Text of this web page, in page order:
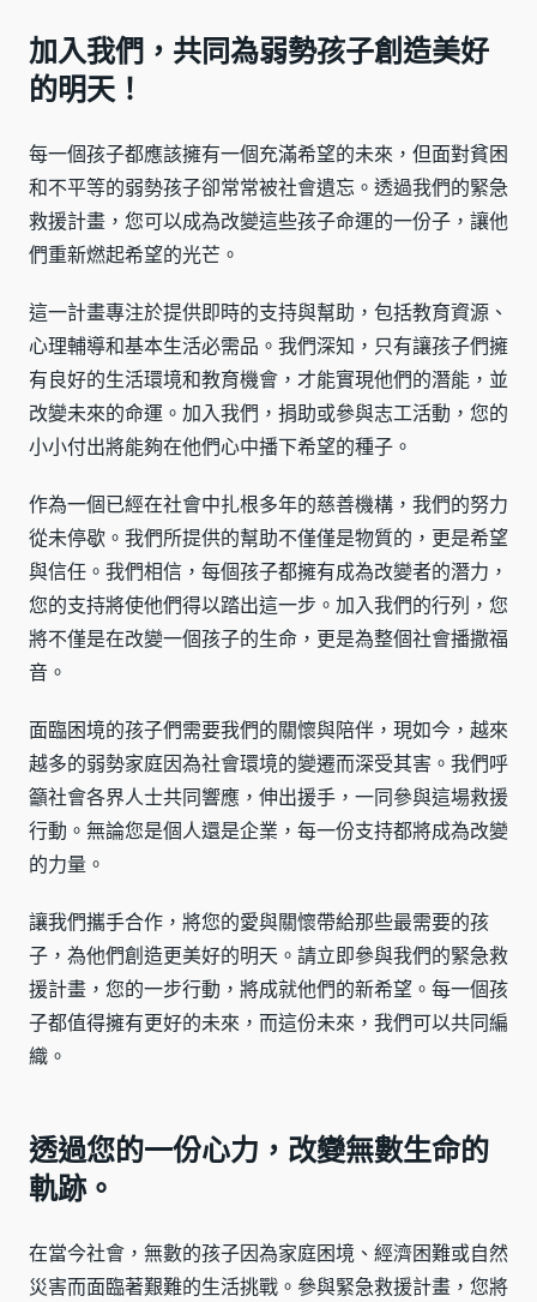
加入我們，共同為弱勢孩子創造美好
的明天！
每一個孩子都應該擁有一個充滿希望的未來，但面對貧困
和不平等的弱勢孩子卻常常被社會遺忘。透過我們的緊急
救援計畫，您可以成為改變這些孩子命運的一份子，讓他
們重新燃起希望的光芒。
這一計畫專注於提供即時的支持與幫助，包括教育資源、
心理輔導和基本生活必需品。我們深知，只有讓孩子們擁
有良好的生活環境和教育機會，才能實現他們的潛能，並
改變未來的命運。加入我們，捐助或參與志工活動，您的
小小付出將能夠在他們心中播下希望的種子。
作為一個已經在社會中扎根多年的慈善機構，我們的努力
從未停歇。我們所提供的幫助不僅僅是物質的，更是希望
與信任。我們相信，每個孩子都擁有成為改變者的潛力，
您的支持將使他們得以踏出這一步。加入我們的行列，您
將不僅是在改變一個孩子的生命，更是為整個社會播撒福
音。
面臨困境的孩子們需要我們的關懷與陪伴，現如今，越來
越多的弱勢家庭因為社會環境的變遷而深受其害。我們呼
籲社會各界人士共同響應，伸出援手，一同參與這場救援
行動。無論您是個人還是企業，每一份支持都將成為改變
的力量。
讓我們攜手合作，將您的愛與關懷帶給那些最需要的孩
子，為他們創造更美好的明天。請立即參與我們的緊急救
援計畫，您的一步行動，將成就他們的新希望。每一個孩
子都值得擁有更好的未來，而這份未來，我們可以共同編
織。
透過您的一份心力，改變無數生命的
軌跡。
在當今社會，無數的孩子因為家庭困境、經濟困難或自然
災害而面臨著艱難的生活挑戰。參與緊急救援計畫，您將